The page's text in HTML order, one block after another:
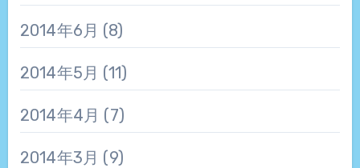
2014年6月 (8)
2014年5月 (11)
2014年4月 (7)
2014年3月 (9)